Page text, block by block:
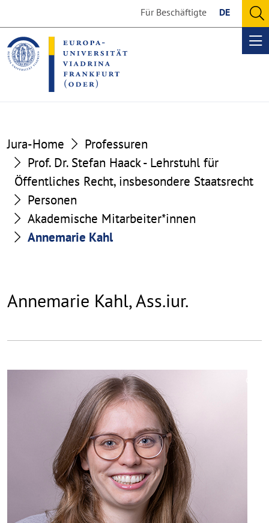
the
content
section
the
footer
section
Für Beschäftigte DE
Jura-Home
Professuren
Prof. Dr. Stefan Haack - Lehrstuhl für
Öffentliches Recht, insbesondere Staatsrecht
Personen
Akademische Mitarbeiter*innen
Annemarie Kahl
Annemarie Kahl, Ass.iur.